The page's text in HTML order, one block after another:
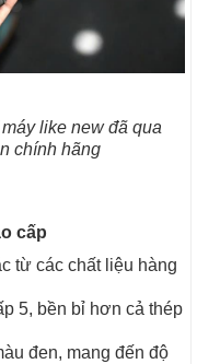
like new đã qua
chính hãng
cấp
từ các chất liệu hàng
5, bền bỉ hơn cả thép
đen, mang đến độ